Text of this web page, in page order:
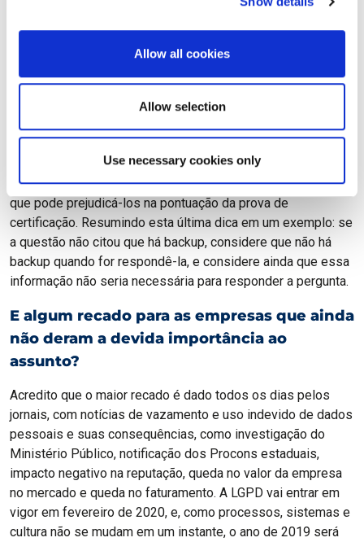
Allow all cookies
Allow selection
Use necessary cookies only
a um conceito no texto da questão e até uma das
alternativas de resposta que se refira a ele, mas a pergunta
está direcionada a outro conceito. Além disso, ater-se aos
deve ser restritiva, o que significa que o que não foi
explicitamente mencionado não deve ser considerado para
fins de resposta. Isso porque, muitas vezes, os
profissionais leem uma pergunta do simulado e começam a
conjecturar sobre hipóteses de cenários possíveis naquele
caso, e isso os leva, em geral, à uma resposta equivocada, o
que pode prejudicá-los na pontuação da prova de
certificação. Resumindo esta última dica em um exemplo: se
a questão não citou que há backup, considere que não há
backup quando for respondê-la, e considere ainda que essa
informação não seria necessária para responder a pergunta.
E algum recado para as empresas que ainda
não deram a devida importância ao
assunto?
Acredito que o maior recado é dado todos os dias pelos
jornais, com notícias de vazamento e uso indevido de dados
pessoais e suas consequências, como investigação do
Ministério Público, notificação dos Procons estaduais,
impacto negativo na reputação, queda no valor da empresa
no mercado e queda no faturamento. A LGPD vai entrar em
vigor em fevereiro de 2020, e, como processos, sistemas e
cultura não se mudam em um instante, o ano de 2019 será